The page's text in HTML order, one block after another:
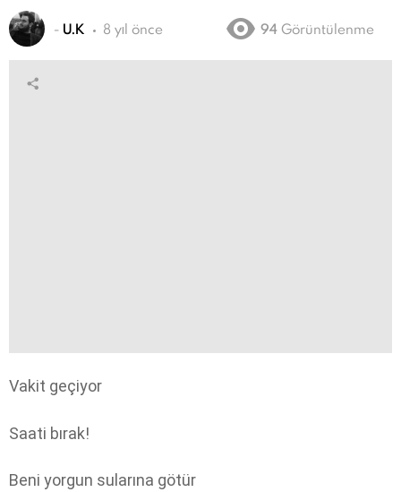
- U.K 8 yıl önce 94 Görüntülenme
Vakit geçiyor
Saati bırak!
Beni yorgun sularına götür